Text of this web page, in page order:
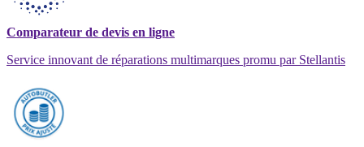
Comparateur de devis en ligne
Service innovant de réparations multimarques promu par Stellantis